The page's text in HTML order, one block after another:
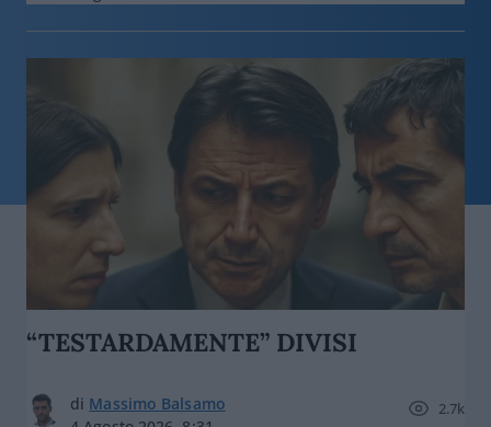
“TESTARDAMENTE” DIVISI
di Massimo Balsamo
2.7k